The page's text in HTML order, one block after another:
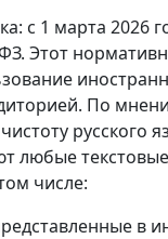
с 1 марта 2026
Этот
По
русского
любые
числе:
в